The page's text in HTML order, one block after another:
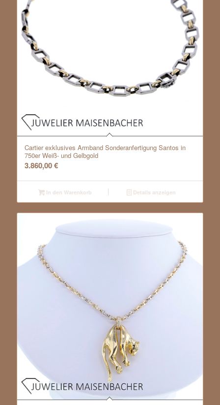
Cartier exklusives Armband Sonderanfertigung Santos in
750er Weiß- und Gelbgold
3.860,00€
In den Warenkorb Details anzeigen